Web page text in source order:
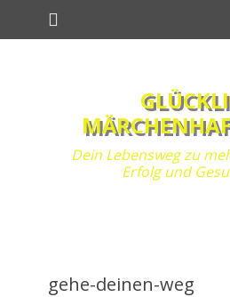
Inhalt
Primäres Menü
Dein Lebensweg zu
Erfolg und
gehe-deinen-weg